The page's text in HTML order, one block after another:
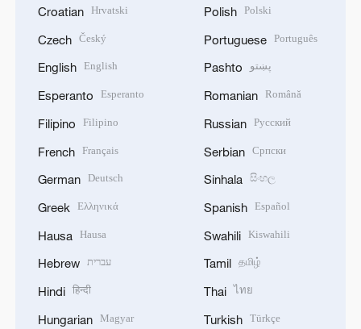
Croatian Hrvatski
Czech Český
English English
Esperanto Esperanto
Filipino Filipino
French Français
German Deutsch
Greek Ελληνικά
Hausa Hausa
Hebrew עברית
Hindi हिन्दी
Hungarian Magyar
Polish Polski
Portuguese Português
Pashto پښتو
Romanian Română
Russian Русский
Serbian Српски
Sinhala සිංහල
Spanish Español
Swahili Kiswahili
Tamil தமிழ்
Thai ไทย
Turkish Türkçe